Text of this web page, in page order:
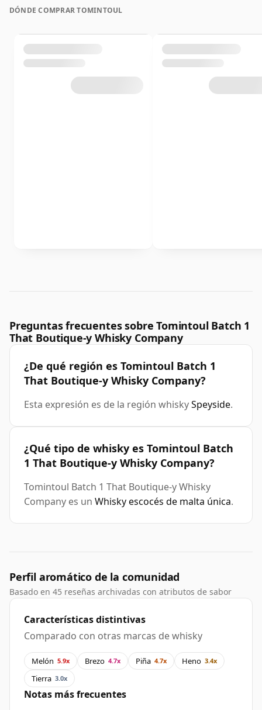
DÓNDE COMPRAR TOMINTOUL
Preguntas frecuentes sobre Tomintoul Batch 1
That Boutique-y Whisky Company
¿De qué región es Tomintoul Batch 1
That Boutique-y Whisky Company?
Esta expresión es de la región whiskySpeyside.
¿Qué tipo de whisky es Tomintoul Batch
1 That Boutique-y Whisky Company?
Tomintoul Batch 1 That Boutique-y Whisky
Company es un Whisky escocés de malta única.
Perfil aromático de la comunidad
Basado en 45 reseñas archivadas con atributos de sabor
Características distintivas
Comparado con otras marcas de whisky
Melón 5.9x Brezo 4.7x Piña 4.7x Heno 3.4x
Tierra 3.0x
Notas más frecuentes